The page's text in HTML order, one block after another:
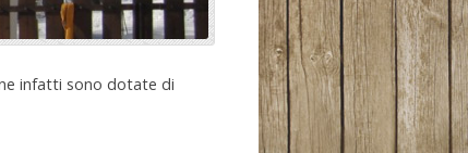
infatti sono dotate di